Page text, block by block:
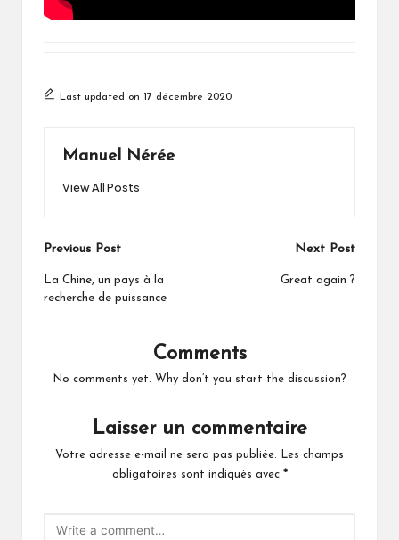
Last updated on 17 décembre 2020
Manuel Nérée
View All Posts
Post
navigation
Previous Post
La Chine, un pays à la
recherche de puissance
Next Post
Great again ?
Comments
No comments yet. Why don’t you start the discussion?
Laisser un commentaire
Votre adresse e-mail ne sera pas publiée.
Les champs
obligatoires sont indiqués avec *